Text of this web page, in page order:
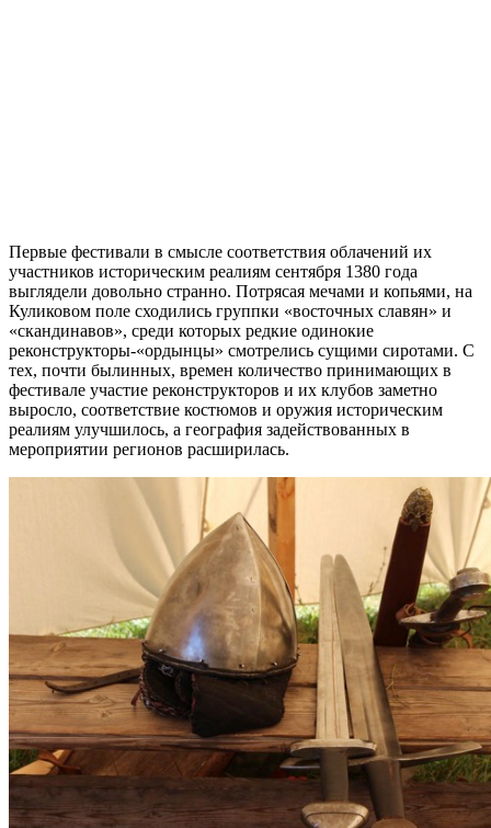
Первые фестивали в смысле соответствия облачений их
участников историческим реалиям сентября 1380 года
выглядели довольно странно. Потрясая мечами и копьями, на
Куликовом поле сходились группки «восточных славян» и
«скандинавов», среди которых редкие одинокие
реконструкторы-«ордынцы» смотрелись сущими сиротами. С
тех, почти былинных, времен количество принимающих в
фестивале участие реконструкторов и их клубов заметно
выросло, соответствие костюмов и оружия историческим
реалиям улучшилось, а география задействованных в
мероприятии регионов расширилась.